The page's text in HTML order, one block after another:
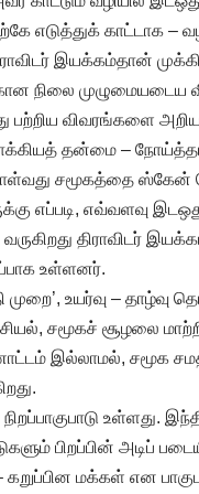
எடுத்துக் காட்டாக
இயக்கம்தான்
நிலை
பற்றிய விவரங்களை
தன்மை –
சமூகத்தை ஸ்கேன்
எப்படி, எவ்வளவு
வருகிறது திராவிடர்
உள்ளனர்.
முறை’, உயர்வு –
சமூகச் சூழலை
இல்லாமல், சமூக
உள்ளது.
பிறப்பின் அடிப்
மக்கள் என